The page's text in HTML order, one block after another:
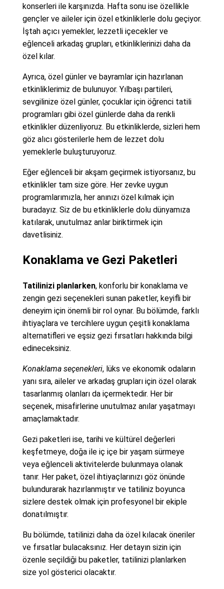
konserleri ile karşınızda. Hafta sonu ise özellikle
gençler ve aileler için özel etkinliklerle dolu geçiyor.
İştah açıcı yemekler, lezzetli içecekler ve
eğlenceli arkadaş grupları, etkinliklerinizi daha da
özel kılar.
Ayrıca, özel günler ve bayramlar için hazırlanan
etkinliklerimiz de bulunuyor. Yılbaşı partileri,
sevgilinize özel günler, çocuklar için öğrenci tatili
programları gibi özel günlerde daha da renkli
etkinlikler düzenliyoruz. Bu etkinliklerde, sizleri hem
göz alıcı gösterilerle hem de lezzet dolu
yemeklerle buluşturuyoruz.
Eğer eğlenceli bir akşam geçirmek istiyorsanız, bu
etkinlikler tam size göre. Her zevke uygun
programlarımızla, her anınızı özel kılmak için
buradayız. Siz de bu etkinliklerle dolu dünyamıza
katılarak, unutulmaz anlar biriktirmek için
davetlisiniz.
Konaklama ve Gezi Paketleri
Tatilinizi planlarken, konforlu bir konaklama ve
zengin gezi seçenekleri sunan paketler, keyifli bir
deneyim için önemli bir rol oynar. Bu bölümde, farklı
ihtiyaçlara ve tercihlere uygun çeşitli konaklama
alternatifleri ve eşsiz gezi fırsatları hakkında bilgi
edineceksiniz.
Konaklama seçenekleri, lüks ve ekonomik odaların
yanı sıra, aileler ve arkadaş grupları için özel olarak
tasarlanmış olanları da içermektedir. Her bir
seçenek, misafirlerine unutulmaz anılar yaşatmayı
amaçlamaktadır.
Gezi paketleri ise, tarihi ve kültürel değerleri
keşfetmeye, doğa ile iç içe bir yaşam sürmeye
veya eğlenceli aktivitelerde bulunmaya olanak
tanır. Her paket, özel ihtiyaçlarınızı göz önünde
bulundurarak hazırlanmıştır ve tatiliniz boyunca
sizlere destek olmak için profesyonel bir ekiple
donatılmıştır.
Bu bölümde, tatilinizi daha da özel kılacak öneriler
ve fırsatlar bulacaksınız. Her detayın sizin için
özenle seçildiği bu paketler, tatilinizi planlarken
size yol gösterici olacaktır.